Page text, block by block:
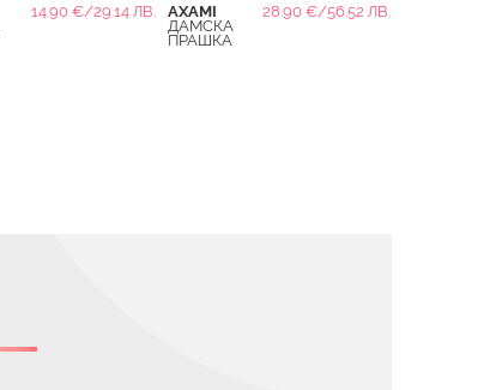
14.90 €/29.14 ЛВ.
AXAMI
28.90 €/56.52 ЛВ.
ДАМСКА
ПРАШКА